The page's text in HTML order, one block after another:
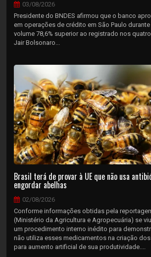
03/08/2026
Presidente do BNDES afirmou que o banco
em operações de crédito em São Paulo
volume 78,6% superior ao registrado nos
Jair Bolsonaro...
Brasil terá de provar à UE que não usa
engordar abelhas
02/08/2026
Conforme informações obtidas pela
(Ministério da Agricultura e Agropecuária) se
um procedimento interno inédito para
não utiliza esses medicamentos na criação
para aumento artificial de sua produtividade....